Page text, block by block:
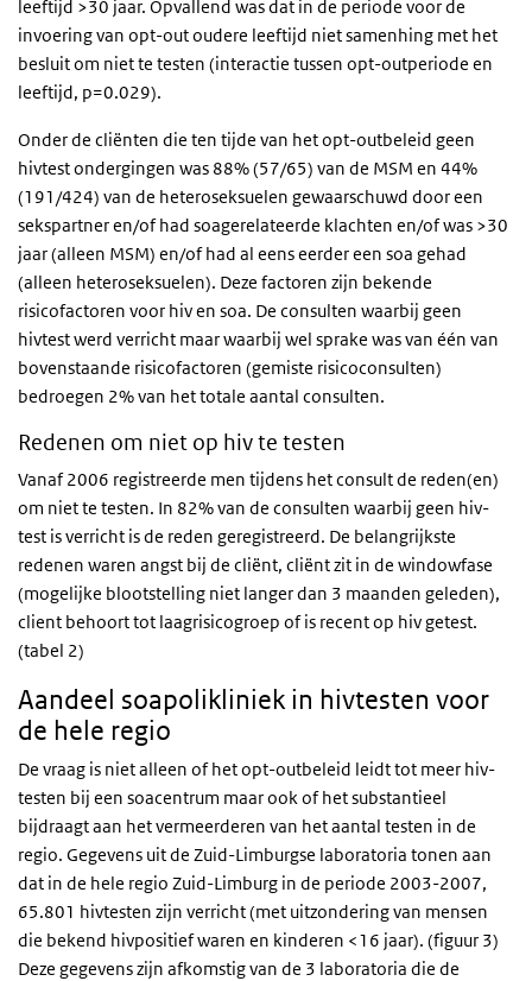
leeftijd >30 jaar. Opvallend was dat in de periode voor de
invoering van opt-out oudere leeftijd niet samenhing met het
besluit om niet te testen (interactie tussen opt-outperiode en
leeftijd, p=0.029).
Onder de cliënten die ten tijde van het opt-outbeleid geen
hivtest ondergingen was 88% (57/65) van de MSM en 44%
(191/424) van de heteroseksuelen gewaarschuwd door een
sekspartner en/of had soagerelateerde klachten en/of was >30
jaar (alleen MSM) en/of had al eens eerder een soa gehad
(alleen heteroseksuelen). Deze factoren zijn bekende
risicofactoren voor hiv en soa. De consulten waarbij geen
hivtest werd verricht maar waarbij wel sprake was van één van
bovenstaande risicofactoren (gemiste risicoconsulten)
bedroegen 2% van het totale aantal consulten.
Redenen om niet op hiv te testen
Vanaf 2006 registreerde men tijdens het consult de reden(en)
om niet te testen. In 82% van de consulten waarbij geen hiv-
test is verricht is de reden geregistreerd. De belangrijkste
redenen waren angst bij de cliënt, cliënt zit in de windowfase
(mogelijke blootstelling niet langer dan 3 maanden geleden),
client behoort tot laagrisicogroep of is recent op hiv getest.
(tabel 2)
Aandeel soapolikliniek in hivtesten voor
de hele regio
De vraag is niet alleen of het opt-outbeleid leidt tot meer hiv-
testen bij een soacentrum maar ook of het substantieel
bijdraagt aan het vermeerderen van het aantal testen in de
regio. Gegevens uit de Zuid-Limburgse laboratoria tonen aan
dat in de hele regio Zuid-Limburg in de periode 2003-2007,
65.801 hivtesten zijn verricht (met uitzondering van mensen
die bekend hivpositief waren en kinderen <16 jaar). (figuur 3)
Deze gegevens zijn afkomstig van de 3 laboratoria die de